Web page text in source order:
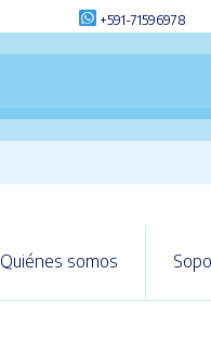
+591-71596978
Quiénes somos